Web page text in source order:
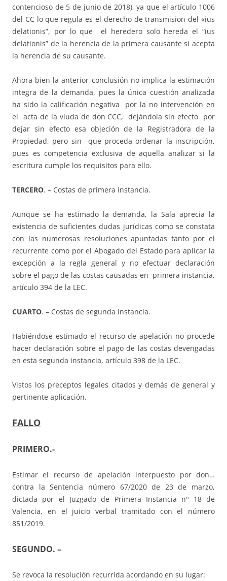
contencioso de 5 de junio de 2018), ya que el artículo 1006
del CC lo que regula es el derecho de transmision del «ius
delationis”, por lo que el heredero solo hereda el “ius
delationis” de la herencia de la primera causante si acepta
la herencia de su causante.
Ahora bien la anterior conclusión no implica la estimación
integra de la demanda, pues la única cuestión analizada
ha sido la calificación negativa por la no intervención en
el acta de la viuda de don CCC, dejándola sin efecto por
dejar sin efecto esa objeción de la Registradora de la
Propiedad, pero sin que proceda ordenar la inscripción,
pues es competencia exclusiva de aquella analizar si la
escritura cumple los requisitos para ello.
TERCERO. – Costas de primera instancia.
Aunque se ha estimado la demanda, la Sala aprecia la
existencia de suficientes dudas jurídicas como se constata
con las numerosas resoluciones apuntadas tanto por el
recurrente como por el Abogado del Estado para aplicar la
excepción a la regla general y no efectuar declaración
sobre el pago de las costas causadas en primera instancia,
artículo 394 de la LEC.
CUARTO. – Costas de segunda instancia.
Habiéndose estimado el recurso de apelación no procede
hacer declaración sobre el pago de las costas devengadas
en esta segunda instancia, artículo 398 de la LEC.
Vistos los preceptos legales citados y demás de general y
pertinente aplicación.
FALLO
PRIMERO.-
Estimar el recurso de apelación interpuesto por don…
contra la Sentencia número 67/2020 de 23 de marzo,
dictada por el Juzgado de Primera Instancia nº 18 de
Valencia, en el juicio verbal tramitado con el número
851/2019.
SEGUNDO. –
Se revoca la resolución recurrida acordando en su lugar: